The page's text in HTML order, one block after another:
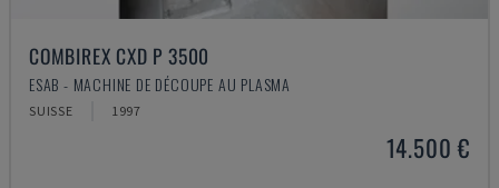
COMBIREX CXD P 3500
ESAB - MACHINE DE DÉCOUPE AU PLASMA
SUISSE 1997
14.500 €